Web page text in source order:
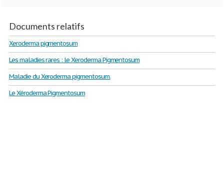
Documents relatifs
Xeroderma pigmentosum
Les maladies rares : le Xeroderma Pigmentosum
Maladie du Xeroderma pigmentosum.
Le Xéroderma Pigmentosum